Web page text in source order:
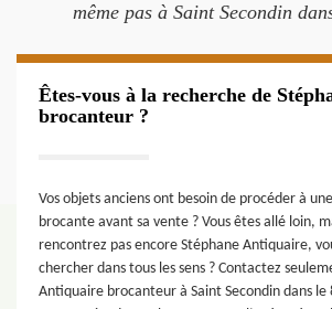
même pas à Saint Secondin
Êtes-vous à la recherche de
brocanteur ?
Vos objets anciens ont besoin de procéder à
brocante avant sa vente ? Vous êtes allé loin,
rencontrez pas encore Stéphane Antiquaire,
chercher dans tous les sens ? Contactez
Antiquaire brocanteur à Saint Secondin dans le